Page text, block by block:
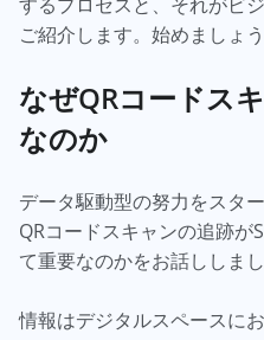
ご紹介します。始めましょう
なぜQRコードス
なのか
データ駆動型の努力をスタ
QRコードスキャンの追跡
て重要なのかをお話ししま
情報はデジタルスペースに